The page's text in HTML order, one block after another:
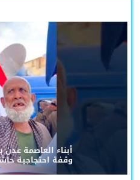
أبناء العاصمة
وقفة احتجاجية